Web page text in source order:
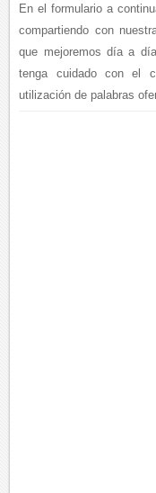
En el formulario a
compartiendo con
que mejoremos día a
tenga cuidado con el
utilización de palabras